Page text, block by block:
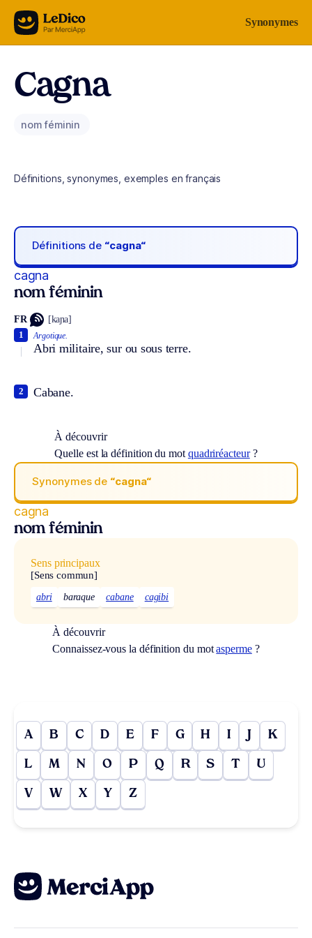
Aller au contenu Synonymes
Cagna
nom féminin
Définitions, synonymes, exemples en français
Définitions de “cagna“
cagna
nom féminin
FR [kaɲa]
Argotique.
Abri militaire, sur ou sous terre.
1
Cabane.
2
À découvrir
Quelle est la définition du mot quadriréacteur?
Synonymes de “cagna“
cagna
nom féminin
Sens principaux
[Sens commun]
abri baraque cabane cagibi
À découvrir
Connaissez-vous la définition du motasperme?
A B C D E F G H I J K
L M N O P Q R S T U
V W X Y Z